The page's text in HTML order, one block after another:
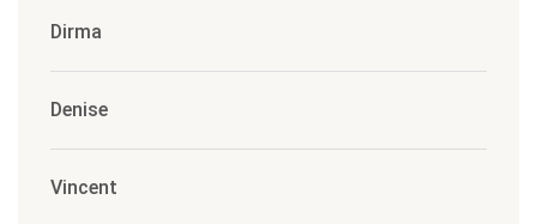
Dirma
Denise
Vincent